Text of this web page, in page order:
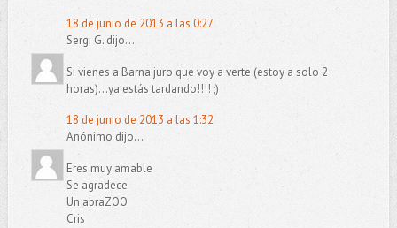
18 de junio de 2013 a las 0:27
Sergi G. dijo...
Si vienes a Barna juro que voy a verte (estoy a solo 2
horas)...ya estás tardando!!!! ;)
18 de junio de 2013 a las 1:32
Anónimo dijo...
Eres muy amable
Se agradece
Un abraZOO
Cris